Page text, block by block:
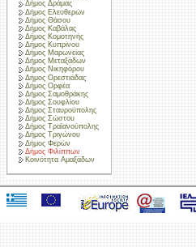
Δήμος Δράμας
Δήμος Ελευθερών
Δήμος Θάσου
Δήμος Καβάλας
Δήμος Κομοτηνής
Δήμος Κυπρίνου
Δήμος Μαρωνείας
Δήμος Μεταξάδων
Δήμος Νικηφόρου
Δήμος Ορεστιάδας
Δήμος Ορφέα
Δήμος Σαμοθράκης
Δήμος Σουφλίου
Δήμος Σταυρούπολης
Δήμος Σώστου
Δήμος Τραϊανούπολης
Δήμος Τριγώνου
Δήμος Φερών
Δήμος Φιλίππων
Κοινότητα Αμαξάδων